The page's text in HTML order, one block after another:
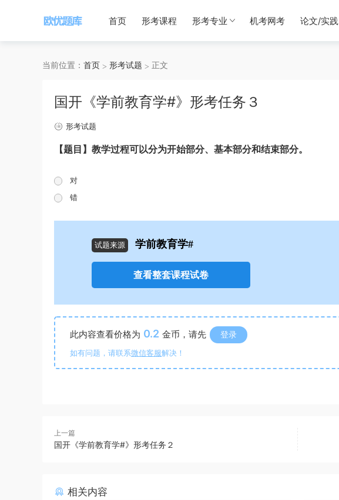
首页 形考课程 形考专业 机考网考 论文/实践
当前位置： 首页 形考试题 正文
国开《学前教育学#》形考任务３
形考试题
【题目】教学过程可以分为开始部分、基本部分和结束部分。
对
错
试题来源 学前教育学#
查看整套课程试卷
此内容查看价格为 0.2 金币，请先 登录
如有问题，请联系微信客服解决！
上一篇
国开《学前教育学#》形考任务２
相关内容